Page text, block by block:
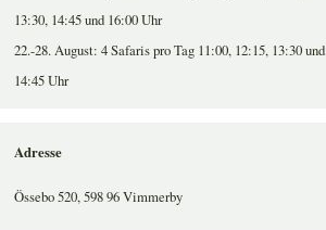
13:30, 14:45 und 16:00 Uhr
22.-28. August: 4 Safaris pro Tag 11:00, 12:15, 13:30 und
14:45 Uhr
Adresse
Össebo 520, 598 96 Vimmerby